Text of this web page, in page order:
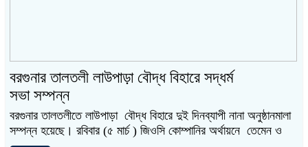
বরগুনার তালতলী লাউপাড়া বৌদ্ধ বিহারে সদ্ধর্ম
সভা সম্পন্ন
বরগুনার তালতলীতে লাউপাড়া বৌদ্ধ বিহারে দুই দিনব্যাপী নানা অনুষ্ঠানমালা
সম্পন্ন হয়েছে। রবিবার (৫ মার্চ ) জিওসি কোম্পানির অর্থায়নে তেমেন ও